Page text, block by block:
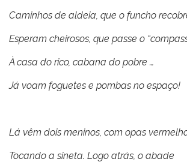
Caminhos de aldeia, que o funcho
Esperam cheirosos, que passe o
À casa do rico, cabana do pobre …
Já voam foguetes e pombas no espaço!
Lá vêm dois meninos, com opas
Tocando a sineta. Logo atrás, o abade